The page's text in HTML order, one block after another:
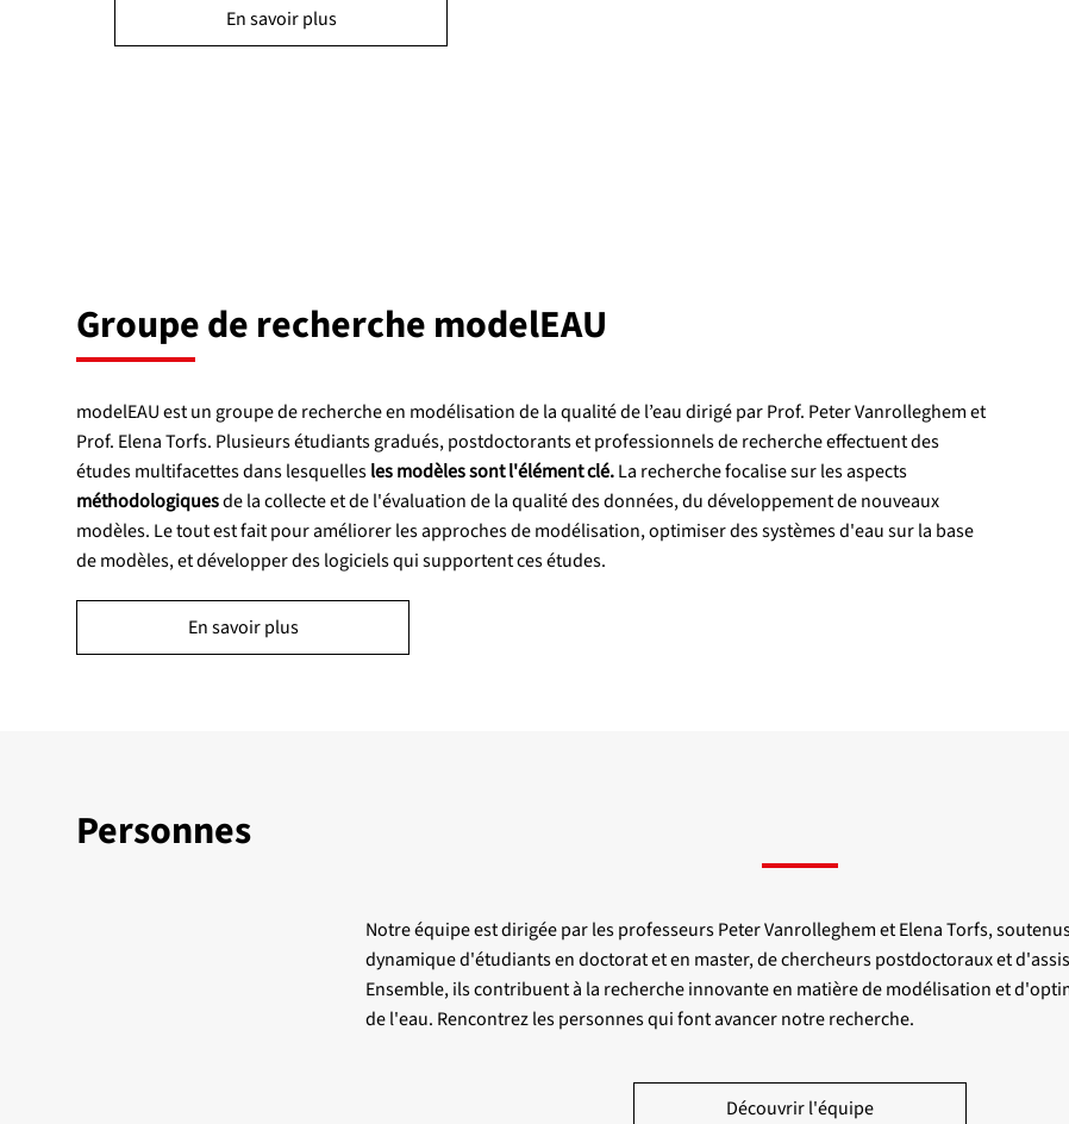
Groupe de recherche modelEAU
modelEAU est un groupe de recherche en modélisation de la qualité de l’eau dirigé par Prof. Peter Vanrolleghem et
Prof. Elena Torfs. Plusieurs étudiants gradués, postdoctorants et professionnels de recherche effectuent des
études multifacettes dans lesquellesles modèles sont l'élément clé.La recherche focalise sur les aspects
méthodologiquesde la collecte et de l'évaluation de la qualité des données, du développement de nouveaux
modèles. Le tout est fait pour améliorer les approches de modélisation, optimiser des systèmes d'eau sur la base
de modèles, et développer des logiciels qui supportent ces études.
En savoir plus
En savoir plus
Personnes
Notre équipe est dirigée par les professeurs Peter Vanrolleghem et Elena Torfs,
dynamique d'étudiants en doctorat et en master, de chercheurs postdoctoraux et
Ensemble, ils contribuent à la recherche innovante en matière de modélisation et
de l'eau. Rencontrez les personnes qui font avancer notre recherche.
Découvrir l'équipe